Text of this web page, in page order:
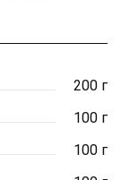
200 г
100 г
100 г